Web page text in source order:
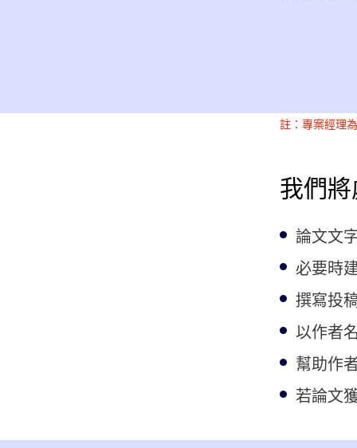
註：專案經理
我們
論文文
必要時
撰寫投
以作者
幫助作
若論文